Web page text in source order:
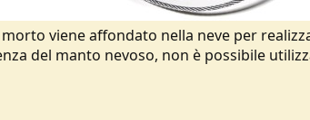
viene affondato nella neve per
del manto nevoso, non è possibile